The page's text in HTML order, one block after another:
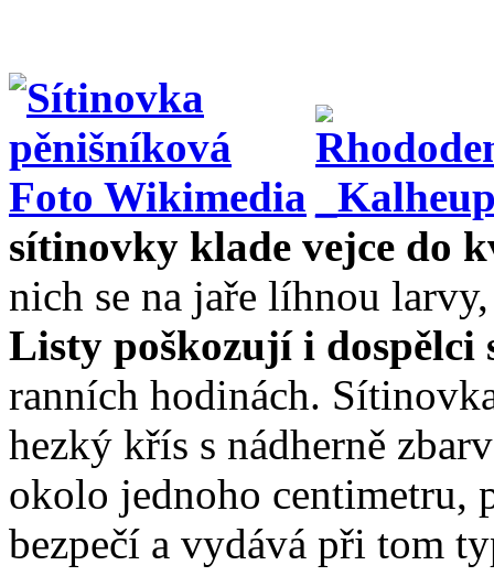
sítinovky klade vejce do
nich se na jaře líhnou
Listy poškozují i dospělci
ranních hodinách.
hezký křís s nádherně
okolo jednoho centimetru,
bezpečí a vydává při tom